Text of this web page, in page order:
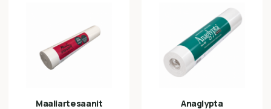
Maaliartesaanit
Anaglypta